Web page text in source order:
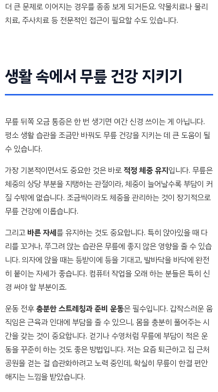
더 큰 문제로 이어지는 경우를 종종 보게 되거든요. 약물치료나 물리
치료, 주사치료 등 전문적인 접근이 필요할 수도 있습니다.
생활 속에서 무릎 건강 지키기
무릎 뒤쪽 오금 통증은 한 번 생기면 여간 신경 쓰이는 게 아닙니다.
평소 생활 습관을 조금만 바꿔도 무릎 건강을 지키는 데 큰 도움이 될
수 있습니다.
가장 기본적이면서도 중요한 것은 바로적정 체중 유지입니다. 무릎은
체중의 상당 부분을 지탱하는 관절이라, 체중이 늘어날수록 부담이 커
질 수밖에 없습니다. 조금씩이라도 체중을 관리하는 것이 장기적으로
무릎 건강에 이롭습니다.
그리고 바른 자세를 유지하는 것도 중요합니다. 특히 앉아있을 때 다
리를 꼬거나, 쭈그려 앉는 습관은 무릎에 좋지 않은 영향을 줄 수 있습
니다. 의자에 앉을 때는 등받이에 등을 기대고, 발바닥을 바닥에 완전
히 붙이는 자세가 좋습니다. 컴퓨터 작업을 오래 하는 분들은 특히 신
경 써야 할 부분이죠.
운동 전후충분한 스트레칭과 준비 운동은 필수입니다. 갑작스러운 움
직임은 근육과 인대에 부담을 줄 수 있으니, 몸을 충분히 풀어주는 시
간을 갖는 것이 중요합니다. 걷기나 수영처럼 무릎에 부담이 적은 운
동을 꾸준히 하는 것도 좋은 방법입니다. 저는 요즘 퇴근하고 집 근처
공원을 걷는 걸 습관화하려고 노력 중인데, 확실히 무릎이 한결 편안
해지는 느낌을 받았습니다.